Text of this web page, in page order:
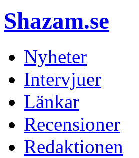
Shazam.se
Nyheter
Intervjuer
Länkar
Recensioner
Redaktionen